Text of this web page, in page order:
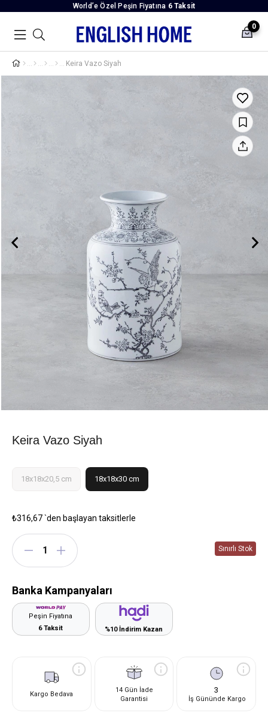
World’e Özel Peşin Fiyatına 6 Taksit
0
Keira Vazo Siyah
Keira Vazo Siyah
18x18x20,5 cm 18x18x30 cm
₺316,67`den başlayan taksitlerle
Banka Kampanyaları
Peşin Fiyatına
6 Taksit
%10 İndirim Kazan
Kargo Bedava
14 Gün İade
Garantisi
3
İş Gününde Kargo